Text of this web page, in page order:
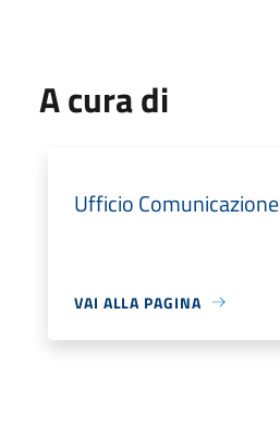
A cura di
Ufficio Comunicazione
VAI ALLA PAGINA